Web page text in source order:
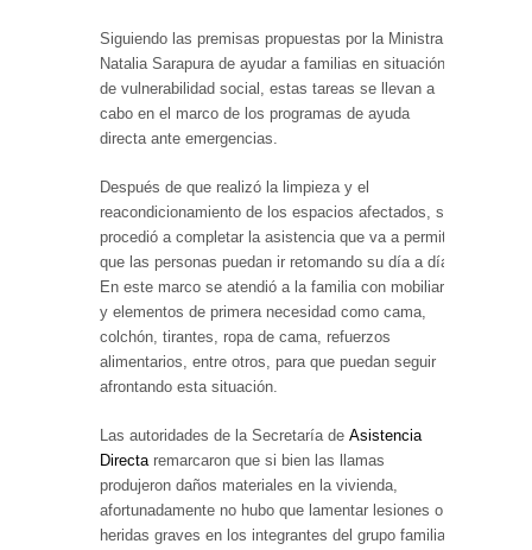
Siguiendo las premisas propuestas por la Ministra
Natalia Sarapura de ayudar a familias en situación
de vulnerabilidad social, estas tareas se llevan a
cabo en el marco de los programas de ayuda
directa ante emergencias.
Después de que realizó la limpieza y el
reacondicionamiento de los espacios afectados, se
procedió a completar la asistencia que va a permitir
que las personas puedan ir retomando su día a día.
En este marco se atendió a la familia con mobiliario
y elementos de primera necesidad como cama,
colchón, tirantes, ropa de cama, refuerzos
alimentarios, entre otros, para que puedan seguir
afrontando esta situación.
Las autoridades de la Secretaría de Asistencia
Directaremarcaron que si bien las llamas
produjeron daños materiales en la vivienda,
afortunadamente no hubo que lamentar lesiones o
heridas graves en los integrantes del grupo familiar.